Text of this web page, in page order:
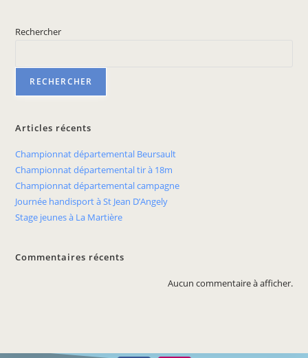
Rechercher
RECHERCHER
Articles récents
Championnat départemental Beursault
Championnat départemental tir à 18m
Championnat départemental campagne
Journée handisport à St Jean D’Angely
Stage jeunes à La Martière
Commentaires récents
Aucun commentaire à afficher.